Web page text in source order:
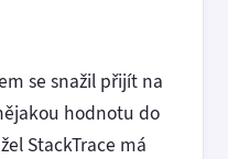
se snažil přijít na
hodnotu do
StackTrace má